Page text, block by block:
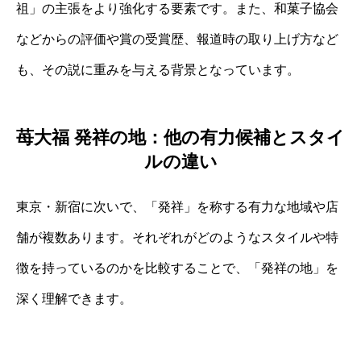
祖」の主張をより強化する要素です。また、和菓子協会
などからの評価や賞の受賞歴、報道時の取り上げ方など
も、その説に重みを与える背景となっています。
苺大福 発祥の地：他の有力候補とスタイ
ルの違い
東京・新宿に次いで、「発祥」を称する有力な地域や店
舗が複数あります。それぞれがどのようなスタイルや特
徴を持っているのかを比較することで、「発祥の地」を
深く理解できます。